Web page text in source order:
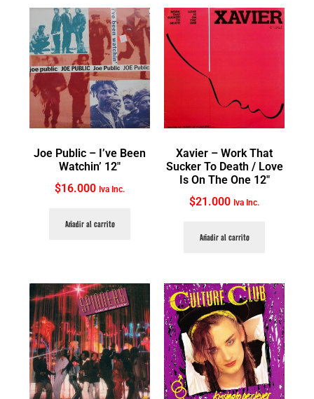
Joe Public ‎– I’ve Been
Watchin’ 12″
$16.000 Iva Inc.
Añadir al carrito
Xavier ‎– Work That
Sucker To Death / Love
Is On The One 12″
$21.000 Iva Inc.
Añadir al carrito